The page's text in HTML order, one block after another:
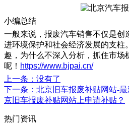
小编总结
一般来说，报废汽车销售不仅是创
进环境保护和社会经济发展的支柱
趣，为什么不深入分析，抓住市场
呢！ https://www.bjpai.cn/
上一条 ：没有了
下一条 ：北京旧车报废补贴网站-
京旧车报废补贴网站上申请补贴？
热门资讯